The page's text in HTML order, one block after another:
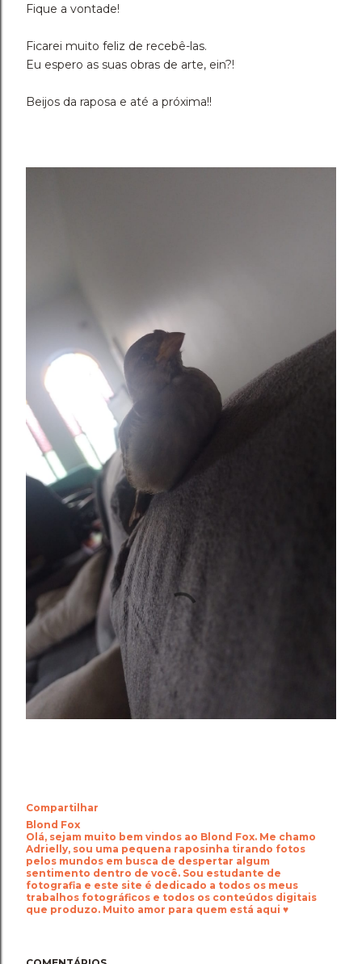
Fique a vontade!
Ficarei muito feliz de recebê-las.
Eu espero as suas obras de arte, ein?!
Beijos da raposa e até a próxima!!
Compartilhar
Blond Fox
Olá, sejam muito bem vindos ao Blond Fox. Me chamo
Adrielly, sou uma pequena raposinha tirando fotos
pelos mundos em busca de despertar algum
sentimento dentro de você. Sou estudante de
fotografia e este site é dedicado a todos os meus
trabalhos fotográficos e todos os conteúdos digitais
que produzo. Muito amor para quem está aqui ♥